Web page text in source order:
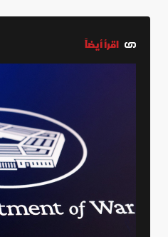
اقرأ أيضاً